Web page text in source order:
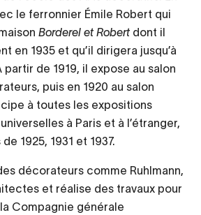
le ferronnier Émile Robert qui
Borderel et Robert dont il
en 1935 et qu’il dirigera jusqu’à
partir de 1919, il expose au salon
puis en 1920 au salon
à toutes les expositions
à Paris et à l’étranger,
1925, 1931 et 1937.
décorateurs comme Ruhlmann,
et réalise des travaux pour
Compagnie générale